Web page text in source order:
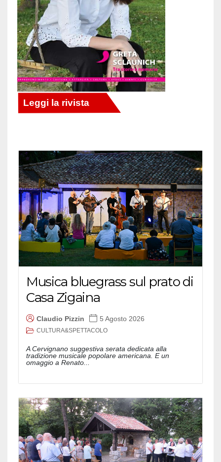
Musica bluegrass sul prato di
Casa Zigaina
Claudio Pizzin 5 Agosto 2026
CULTURA&SPETTACOLO
A Cervignano suggestiva serata dedicata alla
tradizione musicale popolare americana. E un
omaggio a Renato...